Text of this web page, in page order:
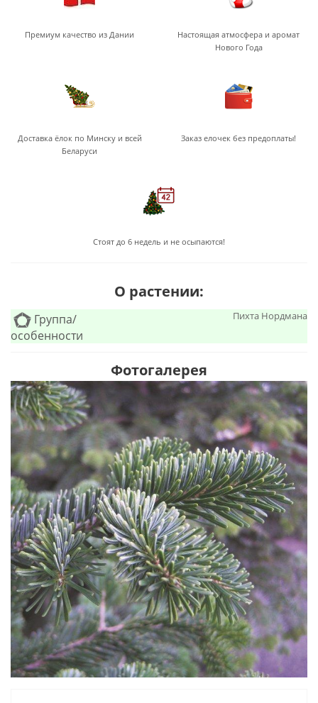
Премиум качество из Дании
Настоящая атмосфера и аромат
Нового Года
Доставка ёлок по Минску и всей
Беларуси
Заказ елочек без предоплаты!
Стоят до 6 недель и не осыпаются!
О растении:
Группа/
особенности
Пихта Нордмана
Фотогалерея